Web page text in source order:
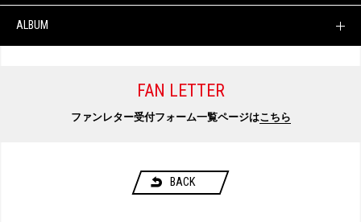
ALBUM
FAN LETTER
ファンレター受付フォーム一覧ページはこちら
BACK